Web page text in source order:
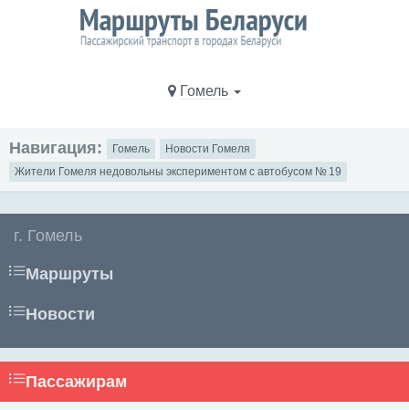
Гомель
Навигация: Гомель
Новости Гомеля
Жители Гомеля недовольны экспериментом с автобусом № 19
г. Гомель
Маршруты
Новости
Пассажирам